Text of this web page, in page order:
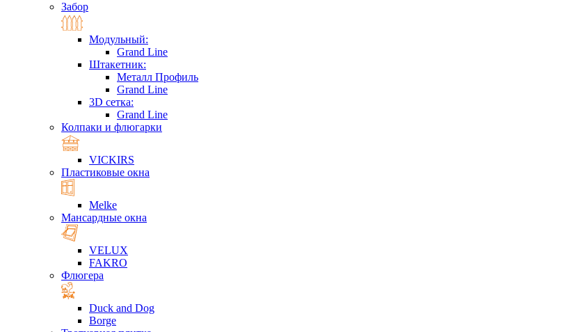
Забор
Модульный:
Grand Line
Штакетник:
Металл Профиль
Grand Line
3D сетка:
Grand Line
Колпаки и флюгарки
VICKIRS
Пластиковые окна
Melke
Мансардные окна
VELUX
FAKRO
Флюгера
Duck and Dog
Borge